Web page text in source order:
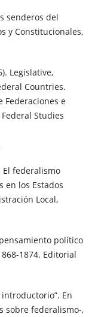
senderos del
y Constitucionales,
Legislative,
Countries.
Federaciones e
Studies
El federalismo
en los Estados
Local,
pensamiento político
1874. Editorial
introductorio”. En
sobre federalismo-,